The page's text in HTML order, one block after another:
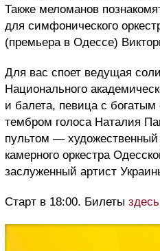
Также меломанов
для симфонического
(премьера в Одессе)
Для вас споет ведущая
Национального
и балета, певица с
тембром голоса Наталия
пультом —
камерного оркестра
заслуженный артист
Старт в 18:00. Билеты здесь